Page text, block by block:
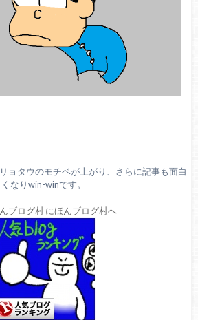
ョタウのモチベが上がり、さらに記事も面白
くなりwin-winです。